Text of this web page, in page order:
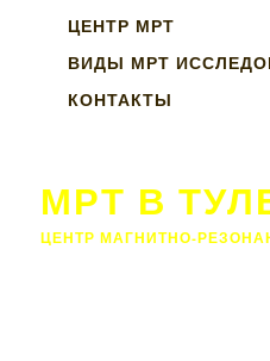
ЦЕНТР МРТ
ВИДЫ МРТ
КОНТАКТЫ
МРТ В
ЦЕНТР МАГНИТНО-